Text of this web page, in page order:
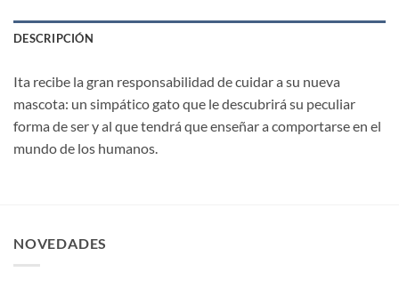
DESCRIPCIÓN
Ita recibe la gran responsabilidad de cuidar a su nueva
mascota: un simpático gato que le descubrirá su peculiar
forma de ser y al que tendrá que enseñar a comportarse en el
mundo de los humanos.
NOVEDADES